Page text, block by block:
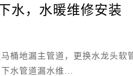
水，水暖维修安装
桶地漏主管道，更换水龙头软
水管道漏水维...